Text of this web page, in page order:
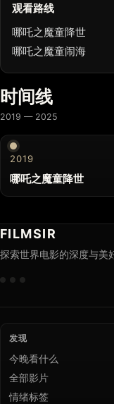
观看路线
哪吒之魔童降世
哪吒之魔童闹海
时间线
2019 — 2025
2019
哪吒之魔童降世
FILMSIR
探索世界电影的深度与美
发现
今晚看什么
全部影片
情绪标签